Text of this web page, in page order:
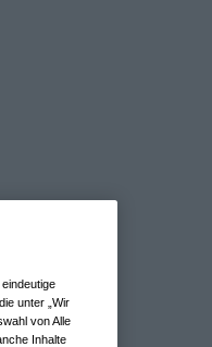
unter „Wir
von Alle
Inhalte